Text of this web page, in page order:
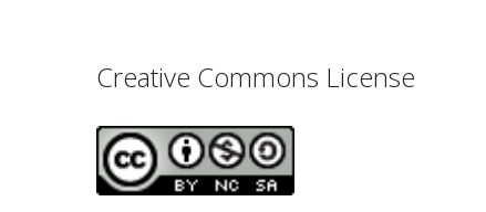
Creative Commons License